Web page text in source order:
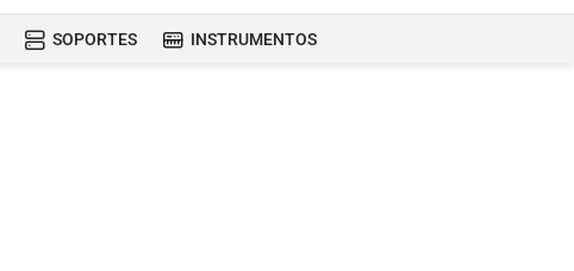
SOPORTES INSTRUMENTOS